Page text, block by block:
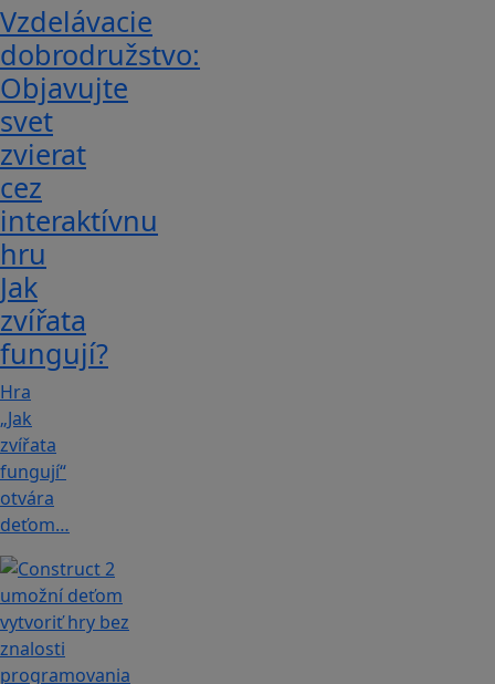
Vzdelávacie
dobrodružstvo:
Objavujte
svet
zvierat
cez
interaktívnu
hru
Jak
zvířata
fungují?
Hra
„Jak
zvířata
fungují“
otvára
deťom…